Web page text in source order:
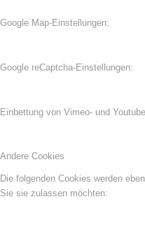
Google Map-Einstellungen:
Google reCaptcha-Einstellungen:
Einbettung von Vimeo- und
Andere Cookies
Die folgenden Cookies werden
Sie sie zulassen möchten: